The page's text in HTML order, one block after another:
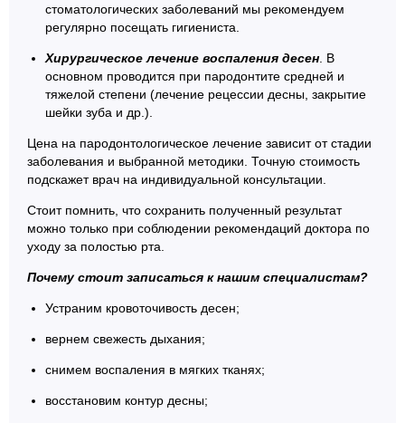
стоматологических заболеваний мы рекомендуем
регулярно посещать гигиениста.
Хирургическое лечение воспаления десен . В
основном проводится при пародонтите средней и
тяжелой степени (лечение рецессии десны, закрытие
шейки зуба и др.).
Цена на пародонтологическое лечение зависит от стадии
заболевания и выбранной методики. Точную стоимость
подскажет врач на индивидуальной консультации.
Стоит помнить, что сохранить полученный результат
можно только при соблюдении рекомендаций доктора по
уходу за полостью рта.
Почему стоит записаться к нашим специалистам?
Устраним кровоточивость десен;
вернем свежесть дыхания;
снимем воспаления в мягких тканях;
восстановим контур десны;